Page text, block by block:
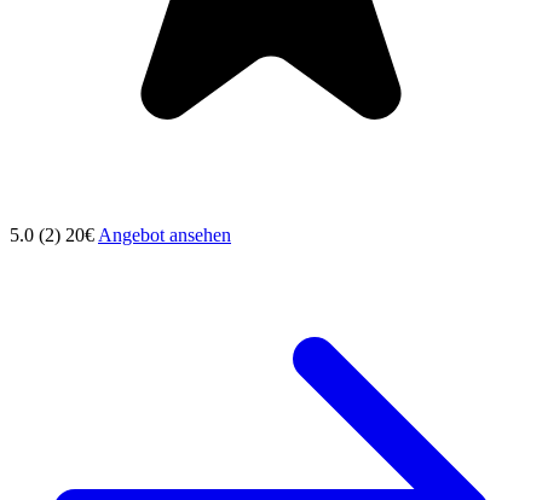
5.0 (2) 20€ Angebot ansehen